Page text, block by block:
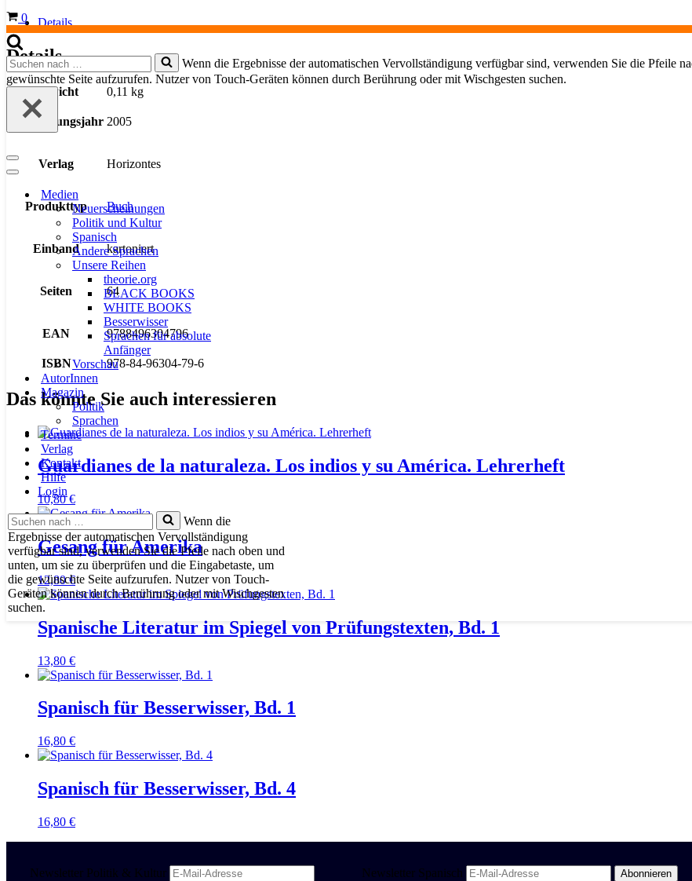
Warenkorb
0
Suchen
nach …
Wenn die Ergebnisse der automatischen Vervollständigung verfügbar sind, verwenden Sie die Pfeile
gewünschte Seite aufzurufen. Nutzer von Touch-Geräten können durch Berührung oder mit Wischgesten suchen.
Navigationsmenü
Navigationsmenü
Medien
Neuerscheinungen
Politik und Kultur
Spanisch
Andere Sprachen
Unsere Reihen
theorie.org
BLACK BOOKS
WHITE BOOKS
Besserwisser
Sprachen für absolute
Anfänger
Vorschau
AutorInnen
Magazin
Politik
Sprachen
Termine
Verlag
Kontakt
Hilfe
Login
Suchen
nach …
Wenn die
Ergebnisse der automatischen Vervollständigung
verfügbar sind, verwenden Sie die Pfeile nach oben und
unten, um sie zu überprüfen und die Eingabetaste, um
die gewünschte Seite aufzurufen. Nutzer von Touch-
Geräten können durch Berührung oder mit Wischgesten
suchen.
Details
Details
Gewicht 0,11 kg
Erscheinungsjahr 2005
Verlag Horizontes
Produkttyp Buch
Einband kartoniert
Seiten 64
EAN 9788496304796
ISBN 978-84-96304-79-6
Das könnte Sie auch interessieren
Guardianes de la naturaleza. Los indios y su América. Lehrerheft
10,80€
Gesang für Amerika
12,80€
Spanische Literatur im Spiegel von Prüfungstexten, Bd. 1
13,80 €
Spanisch für Besserwisser, Bd. 1
16,80 €
Spanisch für Besserwisser, Bd. 4
16,80 €
Newsletter Politik & Kultur Newsletter Spanisch